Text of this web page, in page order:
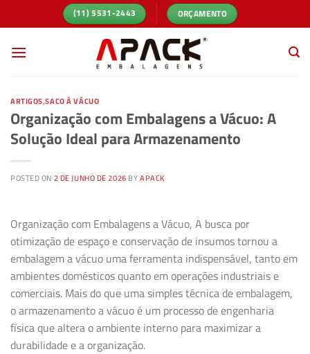
to
(11) 5531-2443 ORÇAMENTO
ARTIGOS,SACO À VÁCUO
Organização com Embalagens a Vácuo: A
Solução Ideal para Armazenamento
POSTED ON 2 DE JUNHO DE 2026 BYAPACK
Organização com Embalagens a Vácuo, A busca por
otimização de espaço e conservação de insumos tornou a
embalagem a vácuo uma ferramenta indispensável, tanto em
ambientes domésticos quanto em operações industriais e
comerciais. Mais do que uma simples técnica de embalagem,
o armazenamento a vácuo é um processo de engenharia
física que altera o ambiente interno para maximizar a
durabilidade e a organização.